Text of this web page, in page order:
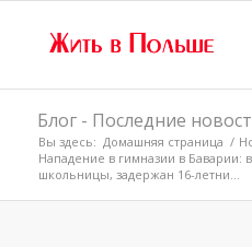
Блог - Последние
Вы здесь: Домашняя страница /
Нападение в гимназии в Баварии:
школьницы, задержан 16-летни...